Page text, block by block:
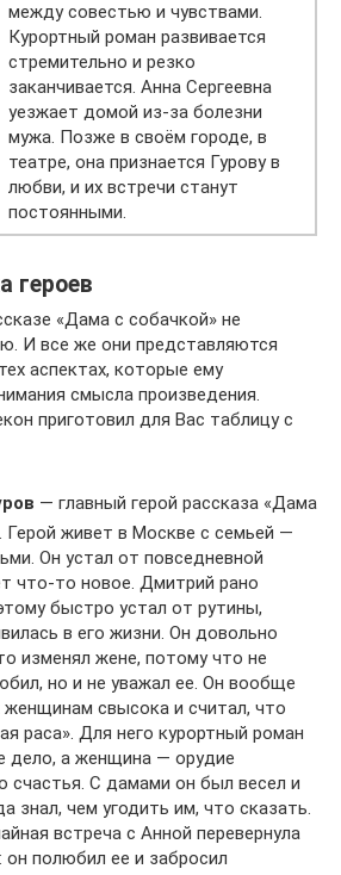
между совестью и чувствами.
Курортный роман развивается
стремительно и резко
заканчивается. Анна Сергеевна
уезжает домой из-за болезни
мужа. Позже в своём городе, в
театре, она признается Гурову в
любви, и их встречи станут
постоянными.
героев
«Дама с собачкой» не
И все же они представляются
аспектах, которые ему
смысла произведения.
приготовил для Вас таблицу с
— главный герой рассказа «Дама
Герой живет в Москве с семьей —
Он устал от повседневной
что-то новое. Дмитрий рано
быстро устал от рутины,
в его жизни. Он довольно
изменял жене, потому что не
но и не уважал ее. Он вообще
женщинам свысока и считал, что
раса». Для него курортный роман
дело, а женщина — орудие
счастья. С дамами он был весел и
знал, чем угодить им, что сказать.
встреча с Анной перевернула
он полюбил ее и забросил